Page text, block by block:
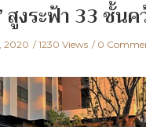
สูงระฟ้า 33 ชั้น
2020 1230 Views 0